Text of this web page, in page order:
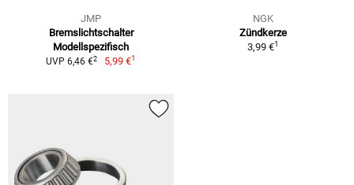
JMP
Bremslichtschalter
Modellspezifisch
UVP 6,46 €2 5,99 €1
NGK
Zündkerze
3,99 €1